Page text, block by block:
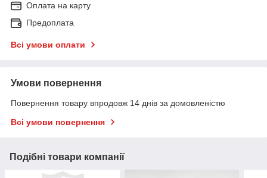
Оплата на карту
Предоплата
Всі умови оплати
Умови повернення
Повернення товару впродовж 14 днів за домовленістю
Всі умови повернення
Подібні товари компанії